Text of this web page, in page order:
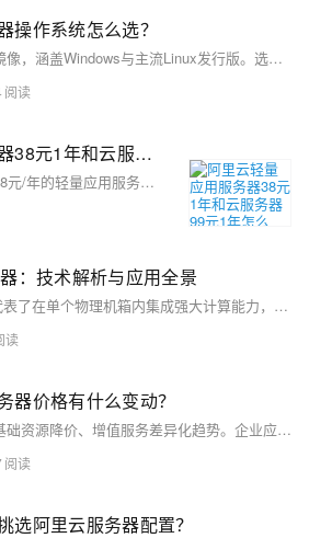
操作系统怎么选？
阿里云提供丰富操作系统镜像，涵盖Windows与主流Linux发行版。选型需综合技术兼容性、运维成本、安全稳定等因素。推荐Alibaba Cloud Linux、Ubuntu等用于Web与容器场景，Windows Server支撑.NET应用。建议优先选用LTS版本并进行测试验证，通过标准化镜像管理提升部署效率与一致性。
阿里云轻量应用服务器38元1年和云服务器99元1年怎么选？二者性能区别及选择参考
在阿里云当下的活动中，38元/年的轻量应用服务器与99元/年的云服务器ECS成为众多新用户的关注焦点。但是有部分用户并不是很清楚二者之间的区别，因此就不知道应该如何选择。接下来，笔者将为您详细剖析ECS云服务器与轻量应用服务器的差异，以供您参考和选择。
：技术解析与应用全景
“硅谷GPU单节点服务器”代表了在单个物理机箱内集成强大计算能力，特别是GPU加速能力的高性能计算解决方案。它们并非指代某个特定品牌，而是一类为处理密集型工作负载而设计的服务器范式的统称。
器价格有什么变动？
阿里云带宽与存储费用呈基础资源降价、增值服务差异化趋势。企业应结合业务特点，通过阶梯计价、智能分层、弹性带宽等策略优化成本，借助云监控与预算预警机制，实现高效、可控的云资源管理。
选阿里云服务器配置？